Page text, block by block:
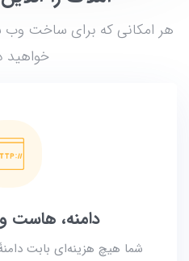
هر امکانی که برای ساخت وب
دامنه، هاست
شما هیچ هزینه‌ای بابت